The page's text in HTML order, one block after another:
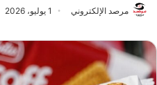
مرصد الإلكتروني 1 يوليو، 2026